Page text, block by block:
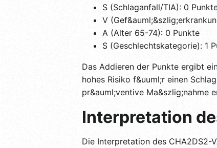
S (Schlaganfall/TIA): 0
V
A (Alter 65-74): 0 Punkte
S (Geschlechtskategorie): 1
Das Addieren der Punkte ergibt
hohes Risiko f&uuml;r einen
pr&auml;ventive Ma&szlig;nahme
Interpretation
Die Interpretation des CHA2DS2-